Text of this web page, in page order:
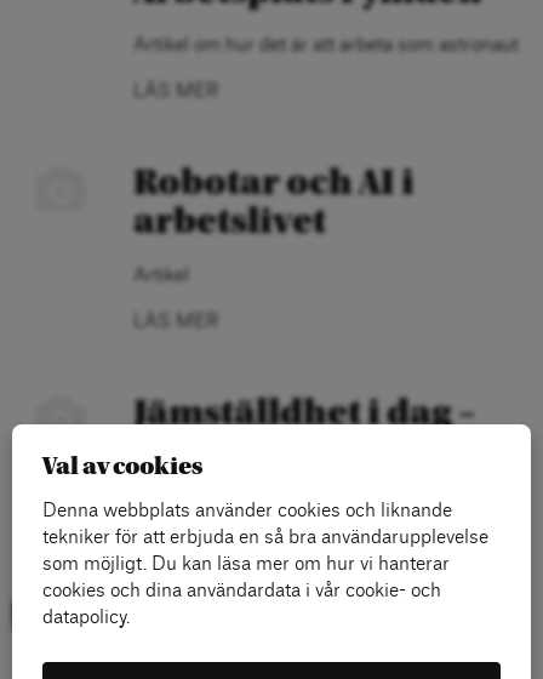
Artikel om hur det är att arbeta som astronaut
LÄS MER
Robotar och AI i
arbetslivet
Artikel
LÄS MER
Jämställdhet i dag –
hur ser det ut?
Artikel
LÄS MER
Val av cookies
Denna webbplats använder cookies och liknande
tekniker för att erbjuda en så bra användarupplevelse
som möjligt. Du kan läsa mer om hur vi hanterar
cookies och dina användardata i vår cookie- och
datapolicy.